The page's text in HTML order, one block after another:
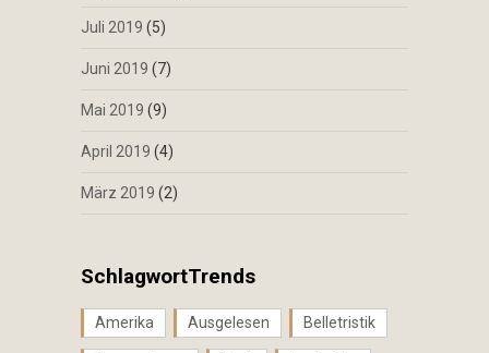
Juli 2019 (5)
Juni 2019 (7)
Mai 2019 (9)
April 2019 (4)
März 2019 (2)
SchlagwortTrends
Amerika Ausgelesen Belletristik